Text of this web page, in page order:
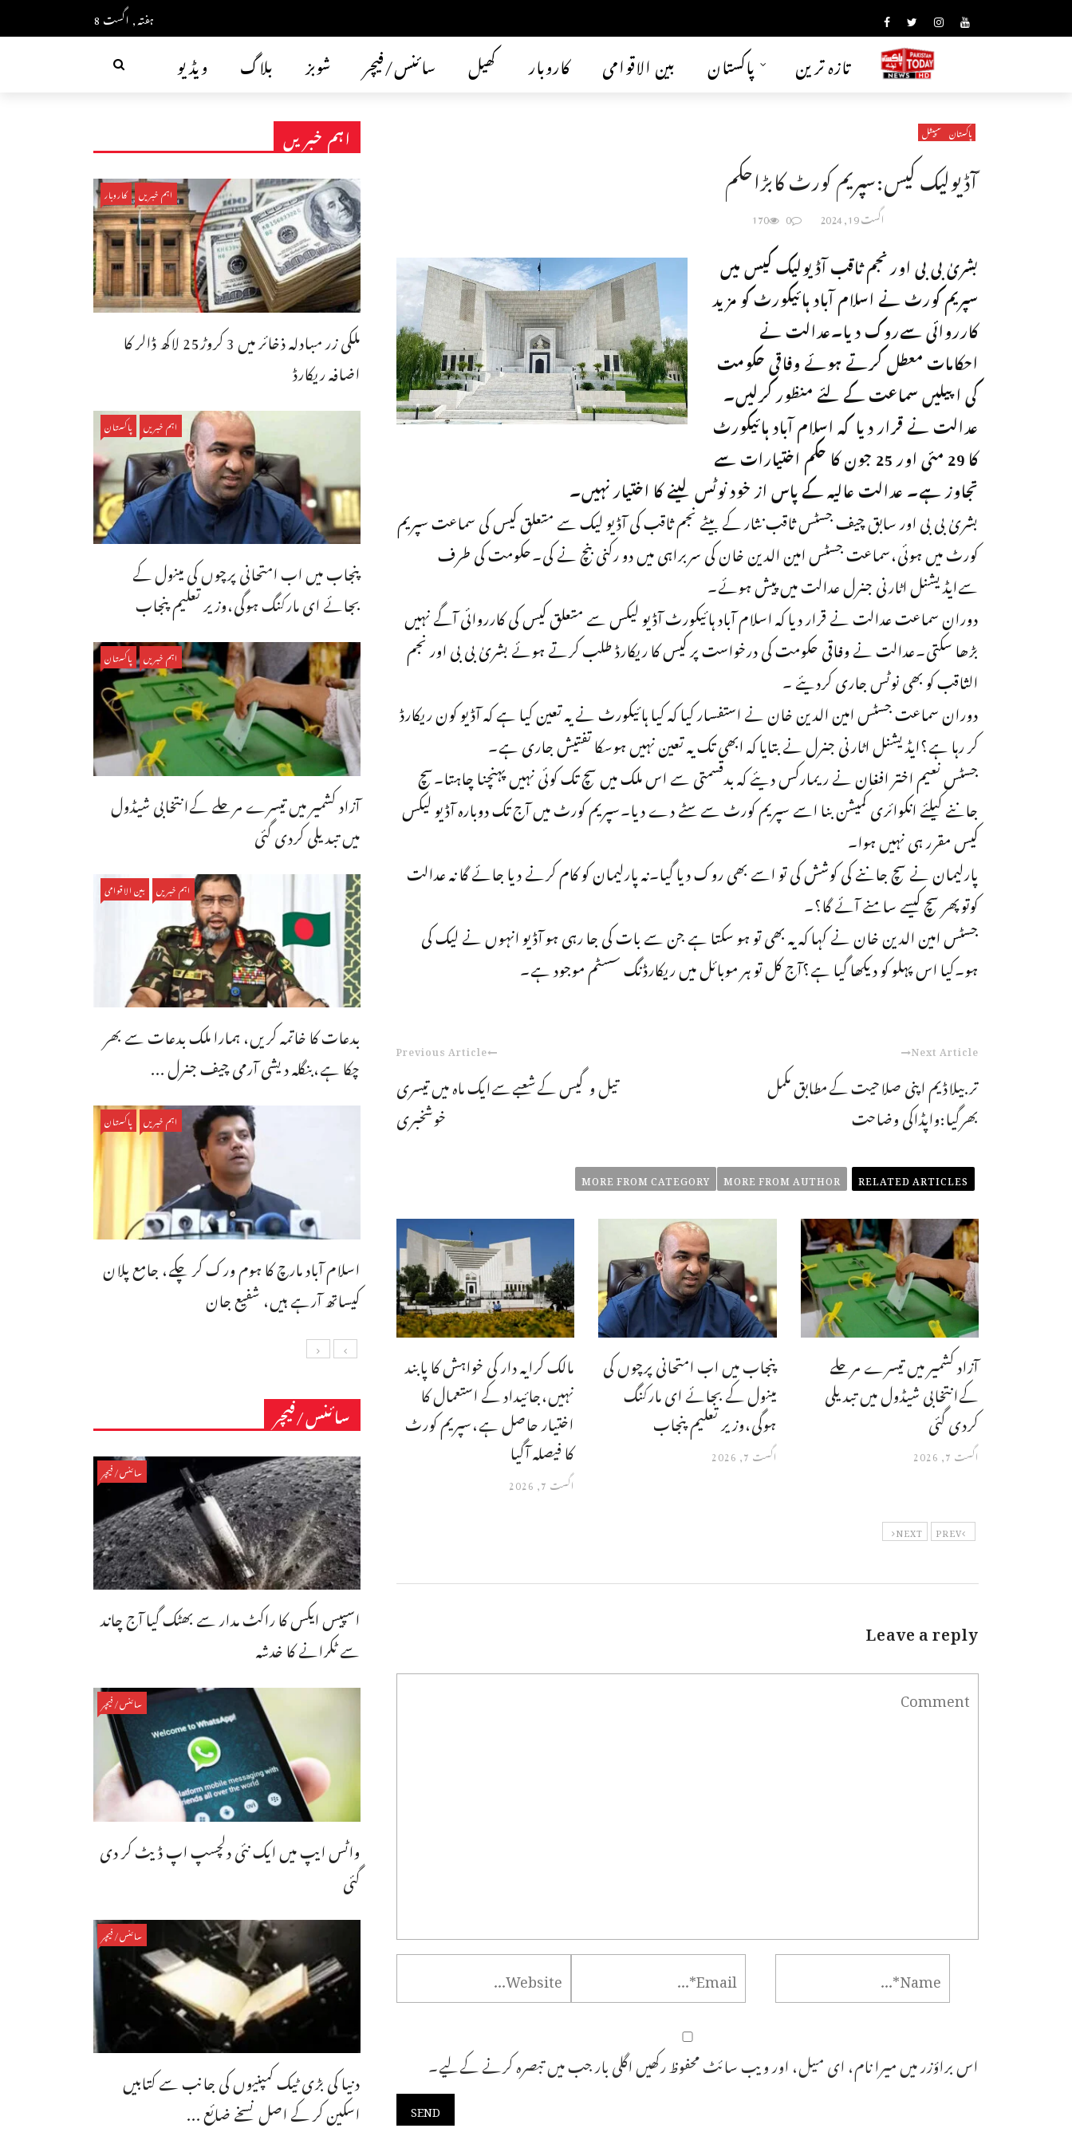
ہفتہ, اگست 8
ویڈیو بلاگ شوبز سائنس/فیچر کھیل کاروبار بین الاقوامی پاکستان تازہ ترین
پاکستان سپیشل
ّآڈیولیک کیس:سپریم کورٹ کابڑاحکم
اگست 19, 2024 0
170
بشریٰ بی بی اورنجم ثاقب آڈیولیک کیس میں
سپریم کورٹ نے اسلام آباد ہائیکورٹ کو مزید
کارروائی سےروک دیا۔عدالت نے
احکامات معطل کرتے ہوئے وفاقی حکومت
کی اپیلیں سماعت کےلئے منظور کرلیں۔
عدالت نے قرار دیا کہ اسلام آباد ہائیکورٹ
کا 29 مئی اور 25 جون کا حکم اختیارات سے
تجاوز ہے۔ عدالت عالیہ کے پاس از خود نوٹس لینے کا اختیار نہیں۔
بشریٰ بی بی اور سابق چیف جسٹس ثاقب نثار کے بیٹے نجم ثاقب کی آڈیو لیک سے متعلق کیس کی سماعت سپریم
کورٹ میں ہوئی،سماعت جسٹس امین الدین خان کی سربراہی میں دو رکنی بنچ نے کی۔حکومت کی طرف
سےایڈیشنل اٹارنی جنرل عدالت میں پیش ہوئے۔
دوران سماعت عدالت نے قرار دیا کہ اسلام آباد ہائیکورٹ آڈیو لیکس سے متعلق کیس کی کارروائی آگے نہیں
بڑھا سکتی۔عدالت نے وفاقی حکومت کی درخواست پر کیس کا ریکارڈ طلب کرتے ہوئے بشریٰ بی بی اور نجم
الثاقب کو بھی نوٹس جاری کردیئے ۔
دوران سماعت جسٹس امین الدین خان نے استفسار کیا کہ کیا ہائیکورٹ نے یہ تعین کیا ہے کہ آڈیو کون ریکارڈ
کر رہا ہے؟ایڈیشنل اٹارنی جنرل نے بتایا کہ ابھی تک یہ تعین نہیں ہوسکا تفتیش جاری ہے۔
جسٹس نعیم اختر افغان نے ریمارکس دیئے کہ بدقسمتی سے اس ملک میں سچ تک کوئی نہیں پہنچنا چاہتا۔سچ
جاننے کیلئے انکوائری کمیشن بنا اسے سپریم کورٹ سے سٹے دے دیا۔سپریم کورٹ میں آج تک دوبارہ آڈیو لیکس
کیس مقرر ہی نہیں ہوا۔
پارلیمان نے سچ جاننے کی کوشش کی تو اسے بھی روک دیا گیا۔نہ پارلیمان کو کام کرنے دیا جائے گا نہ عدالت
کوتوپھر سچ کیسے سامنے آئے گا؟۔
جسٹس امین الدین خان نے کہا کہ یہ بھی تو ہو سکتا ہے جن سے بات کی جا رہی ہو آڈیو انہوں نے لیک کی
ہو۔کیا اس پہلو کو دیکھا گیا ہے؟آج کل تو ہر موبائل میں ریکارڈنگ سسٹم موجود ہے۔
Previous Article
تیل وگیس کےشعبےسےایک ماہ میں تیسری
خوشخبری
Next Article
تربیلاڈیم اپنی صلاحیت کےمطابق مکمل
بھرگیا:واپڈاکی وضاحت
RELATED ARTICLES
MORE FROM AUTHOR
MORE FROM CATEGORY
مالک کرایہ دار کی خواہش کا پابند
نہیں،جائیداد کے استعمال کا
اختیار حاصل ہے،سپریم کورٹ
کا فیصلہ آگیا
اگست 7, 2026
پنجاب میں اب امتحانی پرچوں کی
مینول کے بجائے ای مارکنگ
ہوگی،وزیر تعلیم پنجاب
اگست 7, 2026
آزاد کشمیر میں تیسرے مرحلے
کےانتخابی شیڈول میں تبدیلی
کردی گئی
اگست 7, 2026
PREV
NEXT
Leave a reply
اس براؤزر میں میرا نام، ای میل، اور ویب سائٹ محفوظ رکھیں اگلی بار جب میں تبصرہ کرنے کےلیے۔
اہم خبریں
اہم خبریں کاروبار
ملکی زر مبادلہ ذخائر میں 3 کروڑ25 لاکھ ڈالر کا
اضافہ ریکارڈ
اہم خبریں پاکستان
پنجاب میں اب امتحانی پرچوں کی مینول کے
بجائے ای مارکنگ ہوگی،وزیر تعلیم پنجاب
اہم خبریں پاکستان
آزاد کشمیر میں تیسرے مرحلے کےانتخابی شیڈول
میں تبدیلی کردی گئی
اہم خبریں بین الاقوامی
بدعات کا خاتمہ کریں، ہمارا ملک بدعات سے بھر
چکا ہے،بنگله دیشی آرمی چیف جنرل ...
اہم خبریں پاکستان
اسلام آباد مارچ کا ہوم ورک کر چکے، جامع پلان
کیساتھ آرہے ہیں، شفیع جان
سائنس/فیچر
سائنس/فیچر
اسپیس ایکس کا راکٹ مدار سے بھٹک گیا آج چاند
سے ٹکرانے کا خدشہ
سائنس/فیچر
واٹس ایپ میں ایک نئی دلچسپ اپ ڈیٹ کر دی
گئی
سائنس/فیچر
دنیا کی بڑی ٹیک کمپنیوں کی جانب سے کتابیں
اسکین کر کے اصل نسخے ضائع ...